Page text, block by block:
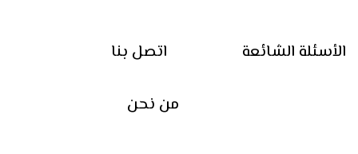
اتصل بنا الأسئلة الشائعة
من نحن